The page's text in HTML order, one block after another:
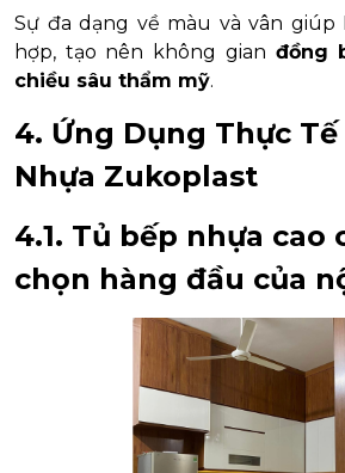
Sự đa dạng về màu và vân giúp
hợp, tạo nên không gian đồng
chiều sâu thẩm mỹ.
4. Ứng Dụng Thực Tế
Nhựa Zukoplast
4.1. Tủ bếp nhựa cao
chọn hàng đầu của